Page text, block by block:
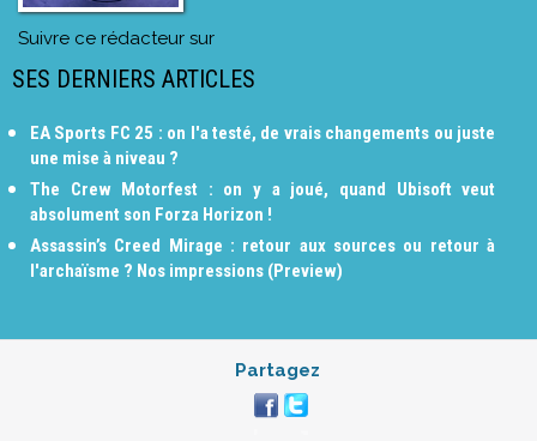
Suivre ce rédacteur sur
SES DERNIERS ARTICLES
EA Sports FC 25 : on l'a testé, de vrais changements ou juste
une mise à niveau ?
The Crew Motorfest : on y a joué, quand Ubisoft veut
absolument son Forza Horizon !
Assassin’s Creed Mirage : retour aux sources ou retour à
l'archaïsme ? Nos impressions (Preview)
Partagez